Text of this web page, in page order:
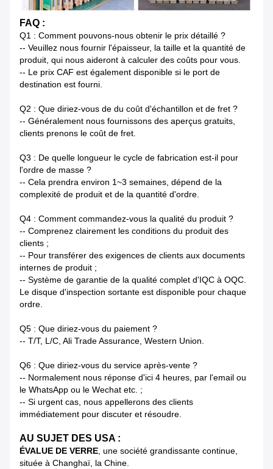
FAQ :
Q1 : Comment pouvons-nous obtenir le prix détaillé ?
-- Veuillez nous fournir l'épaisseur, la taille et la quantité de
produit, qui nous aideront à calculer des coûts pour vous.
-- Le prix CAF est également disponible si le port de
destination est fourni.
Q2 : Que diriez-vous de du coût d'échantillon et de fret ?
-- Généralement nous fournissons des aperçus gratuits,
clients prenons le coût de fret.
Q3 : De quelle longueur le cycle de fabrication est-il pour
l'ordre de masse ?
-- Cela prendra environ 1~3 semaines, dépend de la
complexité de produit et de la quantité d'ordre.
Q4 : Comment commandez-vous la qualité du produit ?
-- Comprenez clairement les conditions du produit des
clients ;
-- Pour transférer des exigences de clients aux documents
internes de produit ;
-- Système de garantie de la qualité complet d'IQC à OQC.
Le disque d'inspection sortante est disponible pour chaque
ordre.
Q5 : Que diriez-vous du paiement ?
-- T/T, L/C, Ali Trade Assurance, Western Union.
Q6 : Que diriez-vous du service après-vente ?
-- Normalement nous réponse d'ici 4 heures, par l'email ou
le WhatsApp ou le Wechat etc. ;
-- Si urgent cas, nous appellerons des clients
immédiatement pour discuter et résoudre.
AU SUJET DES USA :
ÉVALUE DE VERRE , une société grandissante continue,
située à Changhaï, la Chine.